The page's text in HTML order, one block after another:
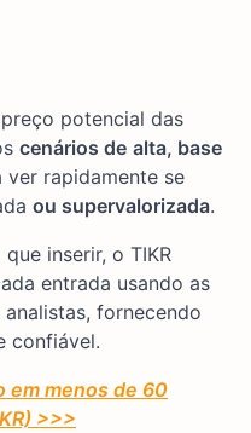
potencial das
cenários de alta, base
ver rapidamente se
ou supervalorizada.
inserir, o TIKR
entrada usando as
fornecendo
confiável.
em menos de 60
>>>